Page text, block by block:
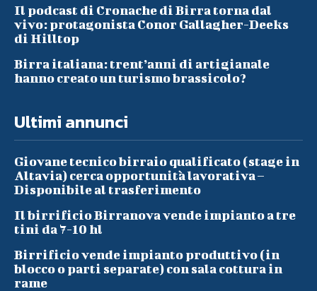
Il podcast di Cronache di Birra torna dal
vivo: protagonista Conor Gallagher-Deeks
di Hilltop
Birra italiana: trent’anni di artigianale
hanno creato un turismo brassicolo?
Ultimi annunci
Giovane tecnico birraio qualificato (stage in
Altavia) cerca opportunità lavorativa –
Disponibile al trasferimento
Il birrificio Birranova vende impianto a tre
tini da 7-10 hl
Birrificio vende impianto produttivo (in
blocco o parti separate) con sala cottura in
rame